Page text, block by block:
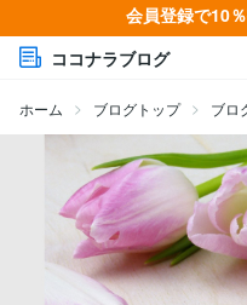
会員登録で10
ココナラブログ
ホーム ブログトップ ブロ